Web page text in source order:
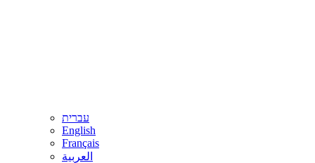
עברית
English
Français
العربية